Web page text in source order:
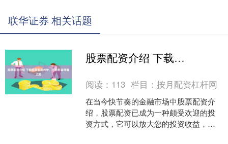
联华证券 相关话题
股票配资介绍 下载股票配资APP，开启财富增值之路
阅读： 113 栏目：按月配资杠杆网
在当今快节奏的金融市场中股票配资介
绍，股票配资已成为一种颇受欢迎的投
资方式，它可以放大您的投资收益，助